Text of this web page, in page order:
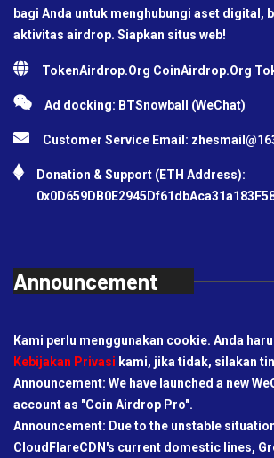
bagi Anda untuk menghubungi aset digital,
aktivitas airdrop. Siapkan situs web!
TokenAirdrop.Org CoinAirdrop.Org
Ad docking: BTSnowball (WeChat)
Customer Service Email:
Donation & Support (ETH Address):
Announcement
Kami perlu menggunakan cookie. Anda
Kebijakan Privasi kami, jika tidak, silakan
Announcement: We have launched a new
account as "Coin Airdrop Pro".
Announcement: Due to the unstable
CloudFlareCDN's current domestic lines,